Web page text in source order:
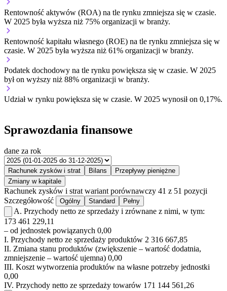
Rentowność aktywów (ROA) na tle rynku zmniejsza się w czasie.
W 2025 była wyższa niż 75% organizacji w branży.
Rentowność kapitału własnego (ROE) na tle rynku zmniejsza się w
czasie. W 2025 była wyższa niż 61% organizacji w branży.
Podatek dochodowy na tle rynku powiększa się w czasie. W 2025
był on wyższy niż 88% organizacji w branży.
Udział w rynku powiększa się w czasie. W 2025 wynosił on 0,17%.
Sprawozdania finansowe
dane za rok
Rachunek zysków i strat Bilans
Przepływy pieniężne
Zmiany w kapitale
Rachunek zysków i strat wariant porównawczy 41 z 51 pozycji
Szczegółowość
Ogólny Standard Pełny
A. Przychody netto ze sprzedaży i zrównane z nimi, w tym:
173 461 229,11
– od jednostek powiązanych 0,00
I. Przychody netto ze sprzedaży produktów 2 316 667,85
II. Zmiana stanu produktów (zwiększenie – wartość dodatnia,
zmniejszenie – wartość ujemna) 0,00
III. Koszt wytworzenia produktów na własne potrzeby jednostki
0,00
IV. Przychody netto ze sprzedaży towarów 171 144 561,26